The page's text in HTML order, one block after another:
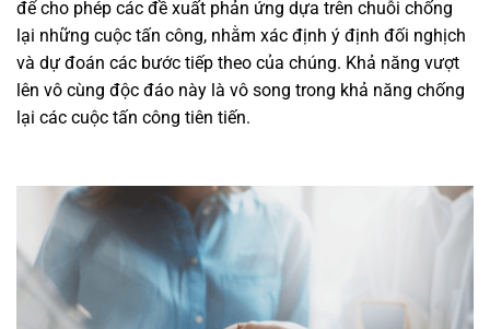
để cho phép các đề xuất phản ứng dựa trên chuỗi chống
lại những cuộc tấn công, nhằm xác định ý định đối nghịch
và dự đoán các bước tiếp theo của chúng. Khả năng vượt
lên vô cùng độc đáo này là vô song trong khả năng chống
lại các cuộc tấn công tiên tiến.